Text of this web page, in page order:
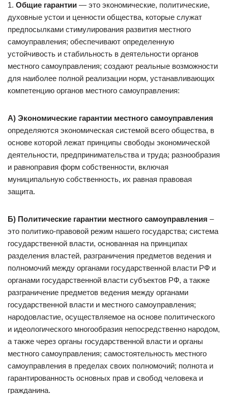
1. Общие гарантии — это экономические, политические,
духовные устои и ценности общества, которые служат
предпосылками стимулирования развития местного
самоуправления; обеспечивают определенную
устойчивость и стабильность в деятельности органов
местного самоуправления; создают реальные возможности
для наиболее полной реализации норм, устанавливающих
компетенцию органов местного самоуправления:
А) Экономические гарантии местного самоуправления
определяются экономическая системой всего общества, в
основе которой лежат принципы свободы экономической
деятельности, предпринимательства и труда; разнообразия
и равноправия форм собственности, включая
муниципальную собственность, их равная правовая
защита.
Б) Политические гарантии местного самоуправления –
это политико-правовой режим нашего государства; система
государственной власти, основанная на принципах
разделения властей, разграничения предметов ведения и
полномочий между органами государственной власти РФ и
органами государственной власти субъектов РФ, а также
разграничение предметов ведения между органами
государственной власти и местного самоуправления;
народовластие, осуществляемое на основе политического
и идеологического многообразия непосредственно народом,
а также через органы государственной власти и органы
местного самоуправления; самостоятельность местного
самоуправления в пределах своих полномочий; полнота и
гарантированность основных прав и свобод человека и
гражданина.